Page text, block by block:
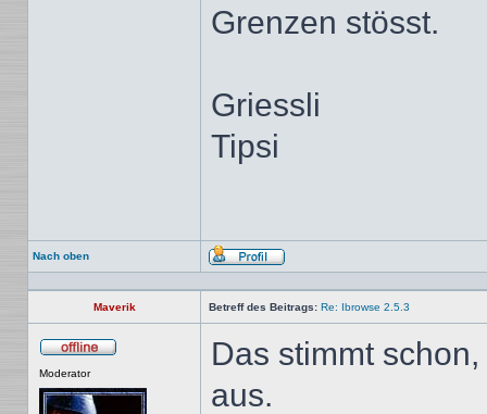
Grenzen stösst.
Griessli
Tipsi
Nach oben
Profil
Maverik Betreff des Beitrags: Re: Ibrowse 2.5.3
Moderator
Das stimmt
aus.